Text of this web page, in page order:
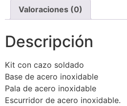
Valoraciones (0)
Descripción
Kit con cazo soldado
Base de acero inoxidable
Pala de acero inoxidable
Escurridor de acero inoxidable.